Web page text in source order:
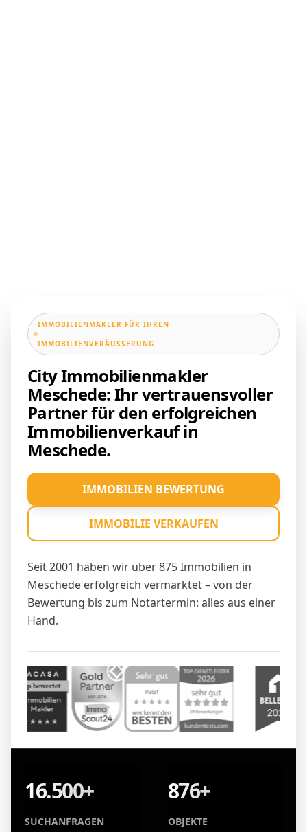
IMMOBILIENMAKLER FÜR IHREN
IMMOBILIENVERÄUSSERUNG
City Immobilienmakler
Meschede: Ihr vertrauensvoller
Partner für den erfolgreichen
Immobilienverkauf in
Meschede.
Seit 2001 haben wir über 875 Immobilien in
Meschede erfolgreich vermarktet – von der
Bewertung bis zum Notartermin: alles aus einer
Hand.
IMMOBILIEN BEWERTUNG
IMMOBILIE VERKAUFEN
16.500+
SUCHANFRAGEN
876+
OBJEKTE